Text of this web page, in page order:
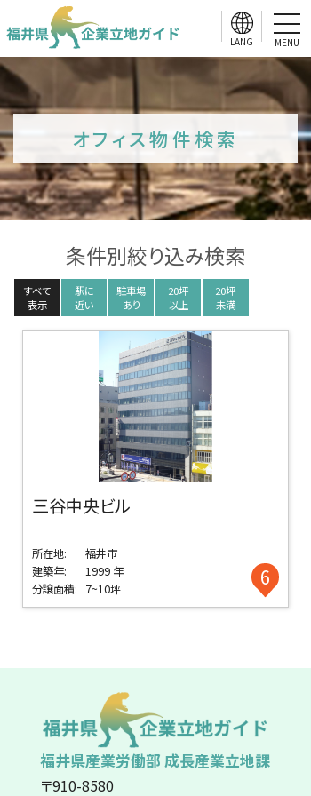
MENU
オフィス物件検索
条件別絞り込み検索
すべて
表示
駅に
近い
駐車場
あり
20坪
以上
20坪
未満
三谷中央ビル
所在地:
福井市
建築年:
1999 年
分譲面積:
7~10坪 6
福井県産業労働部 成長産業立地課
〒910-8580